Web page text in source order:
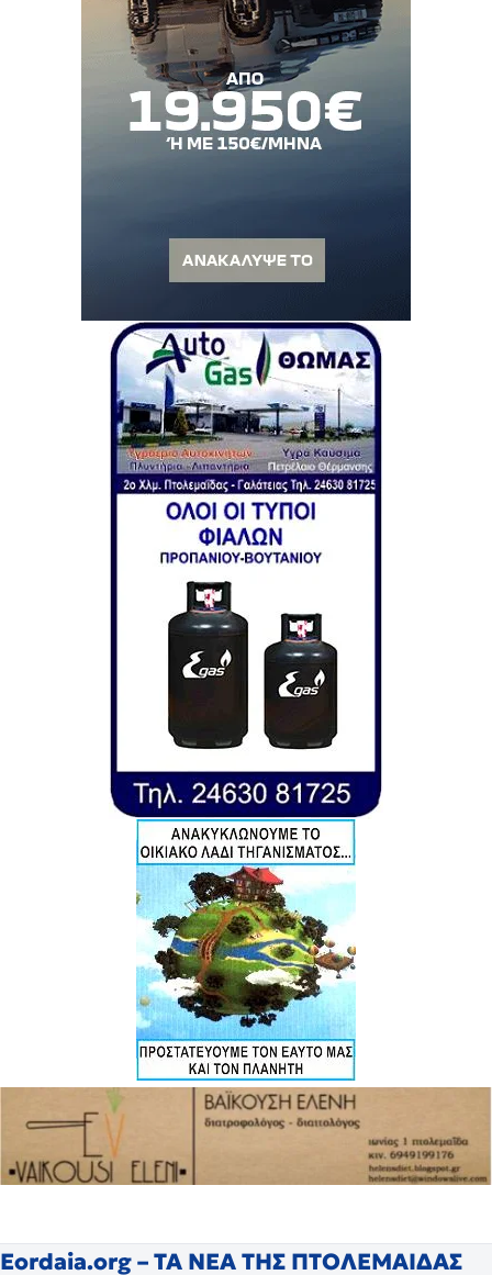
Eordaia.org – ΤΑ ΝΕΑ ΤΗΣ ΠΤΟΛΕΜΑΙΔΑΣ